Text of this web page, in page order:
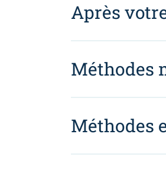
Après
Méthodes
Méthodes